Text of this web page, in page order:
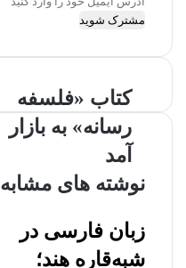
د
س
م
و
ر
ا
و
کتاب «فلسفه
رسانه» به بازار
آمد
نوشته های مشابه
زبان فارسی در
شبه‌قاره هند؛